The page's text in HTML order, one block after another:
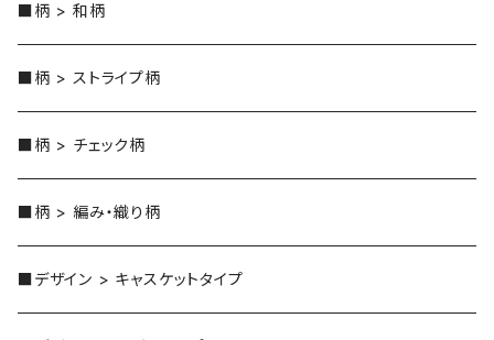
■柄 > 和柄
■柄 > ストライプ柄
■柄 > チェック柄
■柄 > 編み・織り柄
■デザイン > キャスケットタイプ